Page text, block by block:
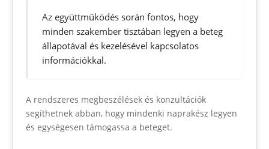
Az együttműködés során fontos, hogy
minden szakember tisztában legyen a beteg
állapotával és kezelésével kapcsolatos
információkkal.
A rendszeres megbeszélések és konzultációk
segíthetnek abban, hogy mindenki naprakész legyen
és egységesen támogassa a beteget.